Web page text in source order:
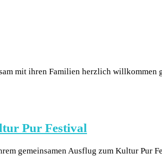
mit ihren Familien herzlich
Pur Festival
gemeinsamen Ausflug zum Kultur Pur